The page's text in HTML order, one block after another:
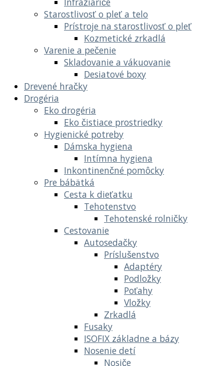
Starostlivosť o pleť a telo
Prístroje na starostlivosť o pleť
Kozmetické zrkadlá
Varenie a pečenie
Skladovanie a vákuovanie
Desiatové boxy
Drevené hračky
Drogéria
Eko drogéria
Eko čistiace prostriedky
Hygienické potreby
Dámska hygiena
Intímna hygiena
Inkontinenčné pomôcky
Pre bábätká
Cesta k dieťatku
Tehotenstvo
Tehotenské rolničky
Cestovanie
Autosedačky
Príslušenstvo
Adaptéry
Podložky
Poťahy
Vložky
Zrkadlá
Fusaky
ISOFIX základne a bázy
Nosenie detí
Nosiče